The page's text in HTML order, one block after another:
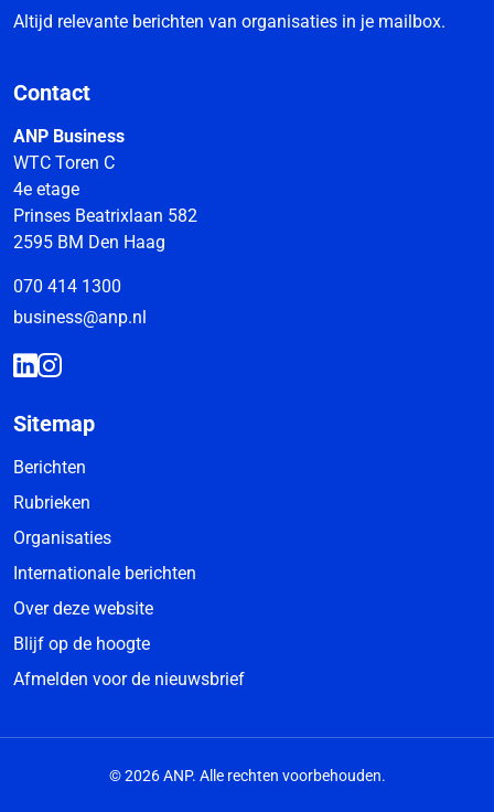
Altijd relevante berichten van organisaties in je mailbox.
Contact
ANP Business
WTC Toren C
4e etage
Prinses Beatrixlaan 582
2595 BM Den Haag
070 414 1300
business@anp.nl
Sitemap
Berichten
Rubrieken
Organisaties
Internationale berichten
Over deze website
Blijf op de hoogte
Afmelden voor de nieuwsbrief
© 2026 ANP. Alle rechten voorbehouden.